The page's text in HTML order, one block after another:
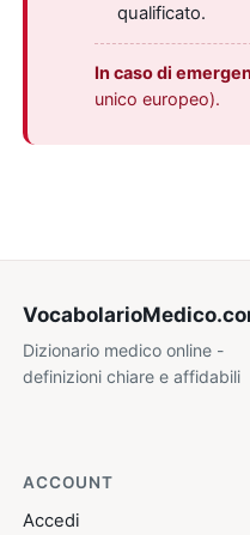
qualificato.
In caso di
unico europeo).
VocabolarioMedico
Dizionario medico online -
definizioni chiare e affidabili
ACCOUNT
Accedi